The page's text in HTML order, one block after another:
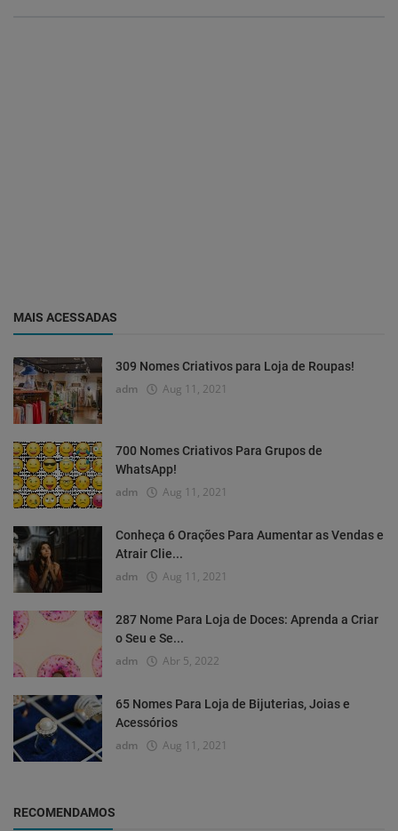
MAIS ACESSADAS
309 Nomes Criativos para Loja de Roupas!
adm Aug 11, 2021
700 Nomes Criativos Para Grupos de
WhatsApp!
adm Aug 11, 2021
Conheça 6 Orações Para Aumentar as Vendas e
Atrair Clie...
adm Aug 11, 2021
287 Nome Para Loja de Doces: Aprenda a Criar
o Seu e Se...
adm Abr 5, 2022
65 Nomes Para Loja de Bijuterias, Joias e
Acessórios
adm Aug 11, 2021
RECOMENDAMOS